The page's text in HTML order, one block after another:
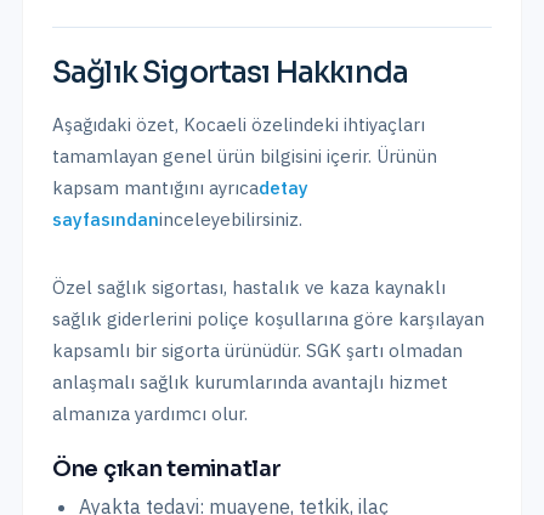
Sağlık Sigortası Hakkında
Aşağıdaki özet, Kocaeli özelindeki ihtiyaçları
tamamlayan genel ürün bilgisini içerir. Ürünün
kapsam mantığını ayrıcadetay
sayfasındaninceleyebilirsiniz.
Özel sağlık sigortası, hastalık ve kaza kaynaklı
sağlık giderlerini poliçe koşullarına göre karşılayan
kapsamlı bir sigorta ürünüdür. SGK şartı olmadan
anlaşmalı sağlık kurumlarında avantajlı hizmet
almanıza yardımcı olur.
Öne çıkan teminatlar
Ayakta tedavi: muayene, tetkik, ilaç